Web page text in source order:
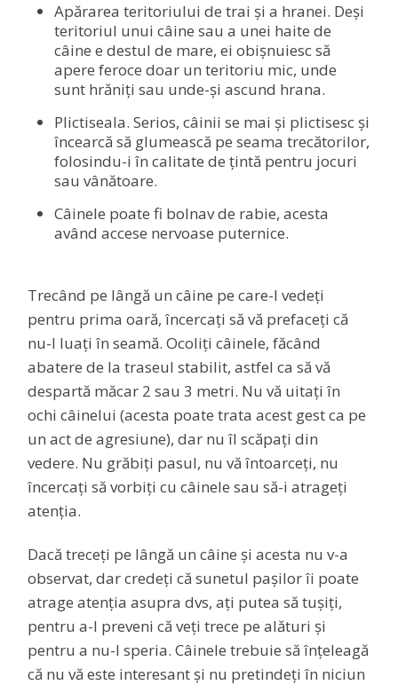
Apărarea teritoriului de trai și a hranei. Deși
teritoriul unui câine sau a unei haite de
câine e destul de mare, ei obișnuiesc să
apere feroce doar un teritoriu mic, unde
sunt hrăniți sau unde-și ascund hrana.
Plictiseala. Serios, câinii se mai și plictisesc și
încearcă să glumească pe seama trecătorilor,
folosindu-i în calitate de țintă pentru jocuri
sau vânătoare.
Câinele poate fi bolnav de rabie, acesta
având accese nervoase puternice.
Trecând pe lângă un câine pe care-l vedeți
pentru prima oară, încercați să vă prefaceți că
nu-l luați în seamă. Ocoliți câinele, făcând
abatere de la traseul stabilit, astfel ca să vă
despartă măcar 2 sau 3 metri. Nu vă uitați în
ochi câinelui (acesta poate trata acest gest ca pe
un act de agresiune), dar nu îl scăpați din
vedere. Nu grăbiți pasul, nu vă întoarceți, nu
încercați să vorbiți cu câinele sau să-i atrageți
atenția.
Dacă treceți pe lângă un câine și acesta nu v-a
observat, dar credeți că sunetul pașilor îi poate
atrage atenția asupra dvs, ați putea să tușiți,
pentru a-l preveni că veți trece pe alături și
pentru a nu-l speria. Câinele trebuie să înțeleagă
că nu vă este interesant și nu pretindeți în niciun